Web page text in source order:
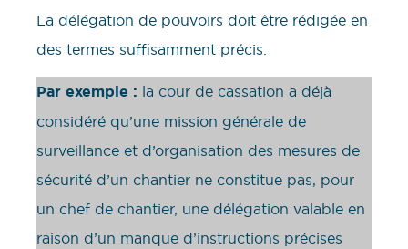
La délégation de pouvoirs doit être rédigée en
des termes suffisamment précis.
Par exemple : la cour de cassation a déjà
considéré qu’une mission générale de
surveillance et d’organisation des mesures de
sécurité d’un chantier ne constitue pas, pour
un chef de chantier, une délégation valable en
raison d’un manque d’instructions précises